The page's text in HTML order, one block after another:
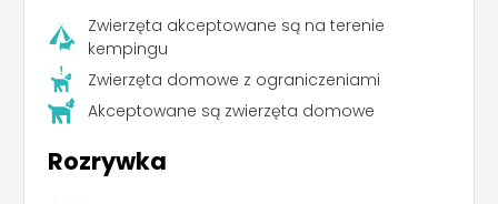
Zwierzęta akceptowane są na terenie
kempingu
Zwierzęta domowe z ograniczeniami
Akceptowane są zwierzęta domowe
Rozrywka